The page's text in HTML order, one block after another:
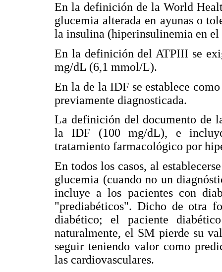
En la definición de la World
glucemia alterada en ayunas o
la insulina (hiperinsulinemia en
En la definición del ATPIII se
mg/dL (6,1 mmol/L).
En la de la IDF se establece
previamente diagnosticada.
La definición del documento de
la IDF (100 mg/dL), e
tratamiento farmacológico por
En todos los casos, al
glucemia (cuando no un
incluye a los pacientes con
"prediabéticos". Dicho de otra
diabético; el paciente
naturalmente, el SM pierde su
seguir teniendo valor como
las cardiovasculares.